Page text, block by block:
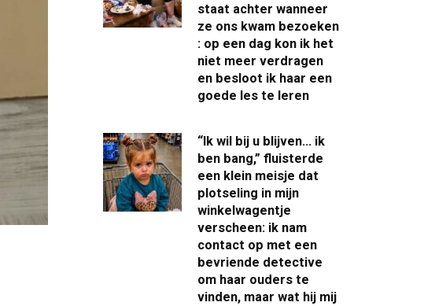
staat achter wanneer
ze ons kwam bezoeken
: op een dag kon ik het
niet meer verdragen
en besloot ik haar een
goede les te leren
“Ik wil bij u blijven… ik
ben bang,” fluisterde
een klein meisje dat
plotseling in mijn
winkelwagentje
verscheen: ik nam
contact op met een
bevriende detective
om haar ouders te
vinden, maar wat hij mij